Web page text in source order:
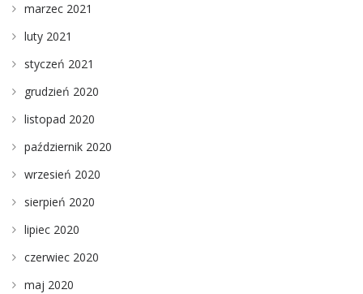
marzec 2021
luty 2021
styczeń 2021
grudzień 2020
listopad 2020
październik 2020
wrzesień 2020
sierpień 2020
lipiec 2020
czerwiec 2020
maj 2020